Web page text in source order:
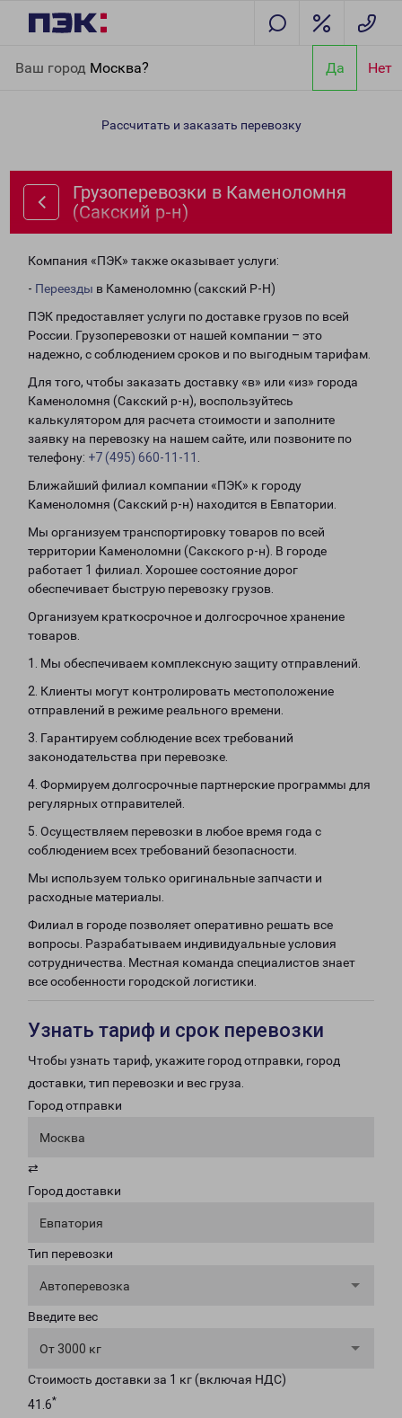
Ваш город Москва? Да Нет
(Сакский р-н)
Рассчитать и заказать перевозку
Грузоперевозки в Каменоломня
(Сакский р-н)
Компания «ПЭК» также оказывает услуги:
- Переезды в Каменоломню (сакский Р-Н)
ПЭК предоставляет услуги по доставке грузов по всей
России. Грузоперевозки от нашей компании – это
надежно, с соблюдением сроков и по выгодным тарифам.
Для того, чтобы заказать доставку «в» или «из» города
Каменоломня (Сакский р-н), воспользуйтесь
калькулятором для расчета стоимости и заполните
заявку на перевозку на нашем сайте, или позвоните по
телефону: +7 (495) 660-11-11
Ближайший филиал компании «ПЭК» к городу
Каменоломня (Сакский р-н) находится в Евпатории.
Мы организуем транспортировку товаров по всей
территории Каменоломни (Сакского р-н). В городе
работает 1 филиал. Хорошее состояние дорог
обеспечивает быструю перевозку грузов.
Организуем краткосрочное и долгосрочное хранение
товаров.
1. Мы обеспечиваем комплексную защиту отправлений.
2. Клиенты могут контролировать местоположение
отправлений в режиме реального времени.
3. Гарантируем соблюдение всех требований
законодательства при перевозке.
4. Формируем долгосрочные партнерские программы для
регулярных отправителей.
5. Осуществляем перевозки в любое время года с
соблюдением всех требований безопасности.
Мы используем только оригинальные запчасти и
расходные материалы.
Филиал в городе позволяет оперативно решать все
вопросы. Разрабатываем индивидуальные условия
сотрудничества. Местная команда специалистов знает
все особенности городской логистики.
Узнать тариф и срок перевозки
Чтобы узнать тариф, укажите город отправки, город
доставки, тип перевозки и вес груза.
Город отправки
Москва
⇄
Город доставки
Евпатория
Тип перевозки
Автоперевозка
Введите вес
От 3000 кг
Стоимость доставки за 1 кг (включая НДС)
41.6*